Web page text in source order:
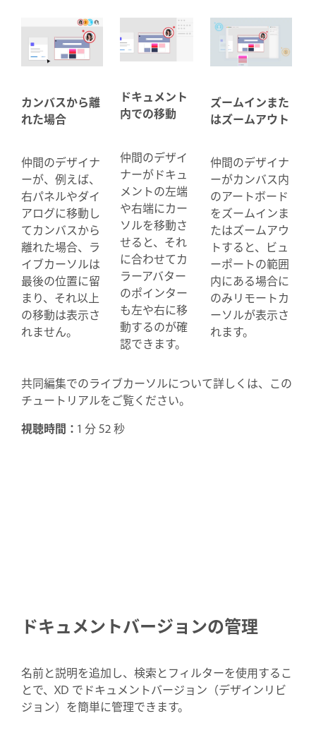
カンバスから離
れた場合
仲間のデザイナ
ーが、例えば、
右パネルやダイ
アログに移動し
てカンバスから
離れた場合、ラ
イブカーソルは
最後の位置に留
まり、それ以上
の移動は表示さ
れません。
ドキュメント
内での移動
仲間のデザイ
ナーがドキュ
メントの左端
や右端にカー
ソルを移動さ
せると、それ
に合わせてカ
ラーアバター
のポインター
も左や右に移
動するのが確
認できます。
ズームインまた
はズームアウト
仲間のデザイナ
ーがカンバス内
のアートボード
をズームインま
たはズームアウ
トすると、ビュ
ーポートの範囲
内にある場合に
のみリモートカ
ーソルが表示さ
れます。
共同編集でのライブカーソルについて詳しくは、この
チュートリアルをご覧ください。
視聴時間： 1 分 52 秒
ドキュメントバージョンの管理
名前と説明を追加し、検索とフィルターを使用するこ
とで、XD でドキュメントバージョン（デザインリビ
ジョン）を簡単に管理できます。